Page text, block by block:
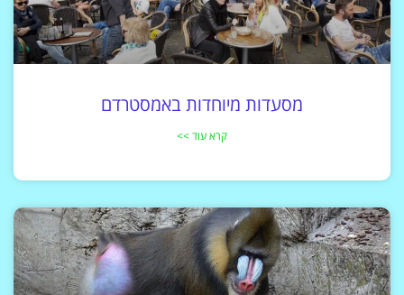
מסעדות מיוחדות באמסטרדם
קרא עוד >>